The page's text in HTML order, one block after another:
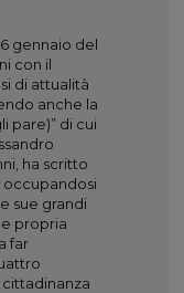
gennaio del
con il
di attualità
anche la
pare)” di cui
ha scritto
occupandosi
sue grandi
e propria
far